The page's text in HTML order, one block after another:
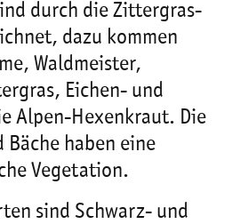
durch die Zittergras-
dazu kommen
Waldmeister,
Eichen- und
Alpen-Hexenkraut. Die
Bäche haben eine
Vegetation.
sind Schwarz- und